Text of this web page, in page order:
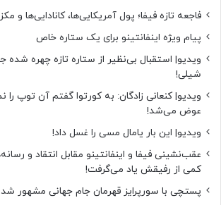
فاجعه تازه فیفا؛ پول آمریکایی‌ها، کانادایی‌ها و
پیام ویژه اینفانتینو برای یک ستاره خاص
ویدیو| استقبال بی‌نظیر از ستاره تازه چهره شده
شیلی!
ویدیو| کنعانی زادگان: به کورتوا گفتم آن توپ را
عوض می‌شد!
ویدیو| این بار یامال مسی را غسل داد!
عقب‌نشینی فیفا و اینفانتینو مقابل انتقاد و
کمی از رفیقش یاد می‌گرفت!
پستچی با سورپرایز قهرمان جام جهانی مشهور